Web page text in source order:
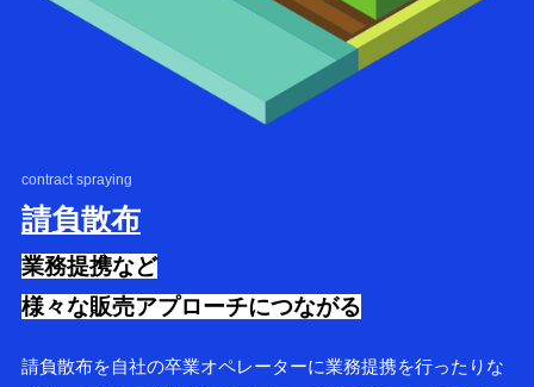
contract spraying
請負散布
業務提携など
様々な販売アプローチにつながる
請負散布を自社の卒業オペレーターに業務提携を行ったりな